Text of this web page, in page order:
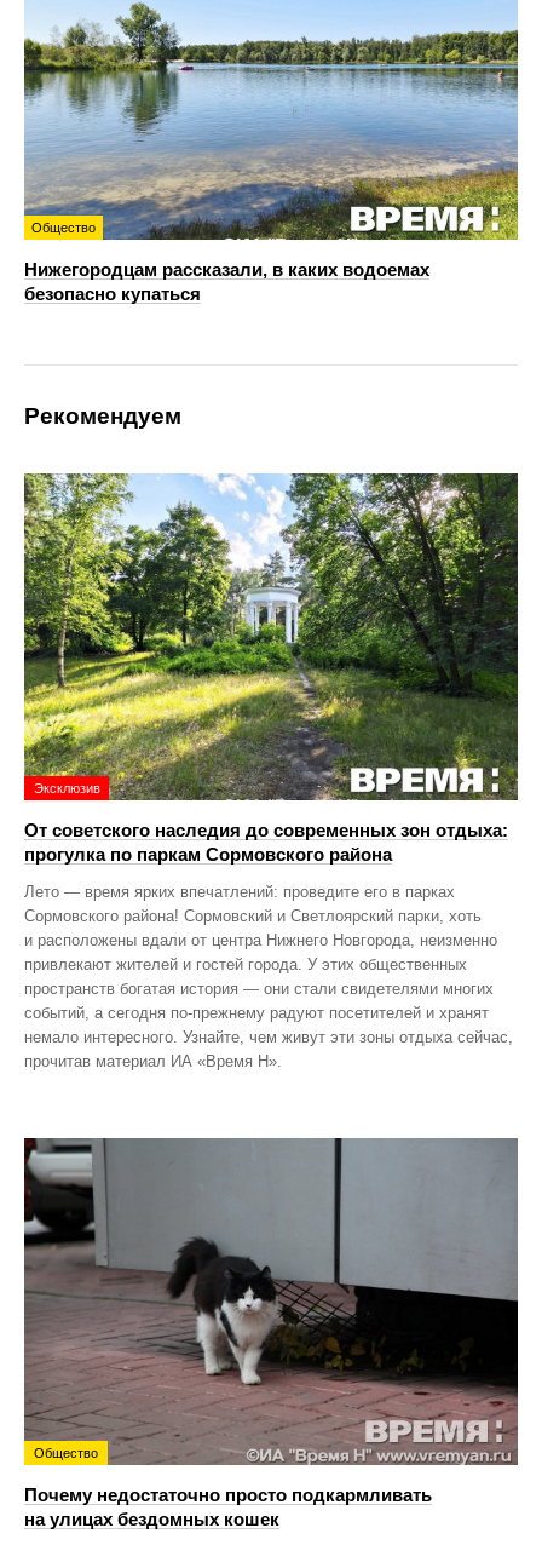
Общество
Нижегородцам рассказали, в каких водоемах
безопасно купаться
Рекомендуем
Эксклюзив
От советского наследия до современных зон отдыха:
прогулка по паркам Сормовского района
Лето — время ярких впечатлений: проведите его в парках
Сормовского района! Сормовский и Светлоярский парки, хоть
и расположены вдали от центра Нижнего Новгорода, неизменно
привлекают жителей и гостей города. У этих общественных
пространств богатая история — они стали свидетелями многих
событий, а сегодня по‑прежнему радуют посетителей и хранят
немало интересного. Узнайте, чем живут эти зоны отдыха сейчас,
прочитав материал ИА «Время Н».
Общество
Почему недостаточно просто подкармливать
на улицах бездомных кошек